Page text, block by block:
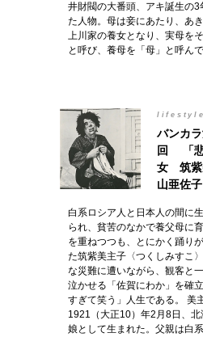
井財閥の大番頭、アキ誕生の3
た人物。母は妾にあたり、あ
上川家の養女となり、実母を
と呼び、養母を「母」と呼ん
lifestyle
バンカ
回 「悲
女 筑紫
山亜佐子
白系ロシア人と日本人の間に
られ、貧苦のなかで養父母に
を重ねつつも、とにかく踊り
た筑紫美主子〈つくしみすこ
な災難に遭いながら、観客と
泣かせる「佐賀にわか」を確
すぎて笑う」人生である。 美
1921（大正10）年2月8日、
娘として生まれた。父親は白